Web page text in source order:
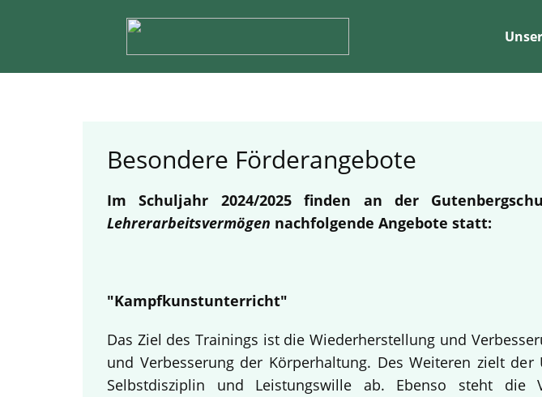
Besondere Förderangebote
Im Schuljahr 2024/2025 finden an der
Lehrerarbeitsvermögen nachfolgende Angebote statt:
"Kampfkunstunterricht"
Das Ziel des Trainings ist die Wiederherstellung und
und Verbesserung der Körperhaltung. Des Weiteren zielt
Selbstdisziplin und Leistungswille ab. Ebenso steht